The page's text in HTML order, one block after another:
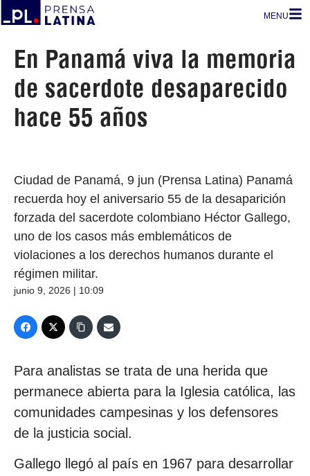
MENU
En Panamá viva la memoria
de sacerdote desaparecido
hace 55 años
Ciudad de Panamá, 9 jun (Prensa Latina) Panamá
recuerda hoy el aniversario 55 de la desaparición
forzada del sacerdote colombiano Héctor Gallego,
uno de los casos más emblemáticos de
violaciones a los derechos humanos durante el
régimen militar.
junio 9, 2026 | 10:09
Para analistas se trata de una herida que
permanece abierta para la Iglesia católica, las
comunidades campesinas y los defensores
de la justicia social.
Gallego llegó al país en 1967 para desarrollar